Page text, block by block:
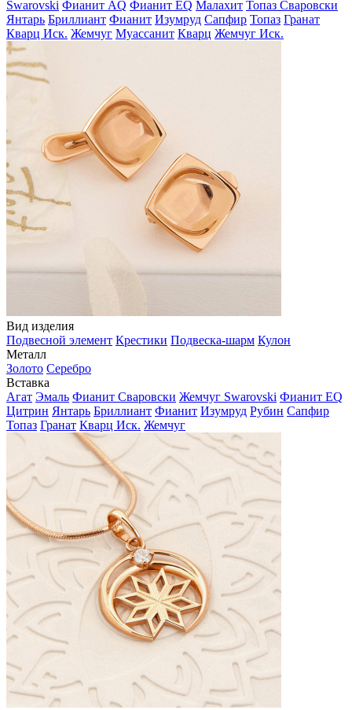
Swarovski Фианит AQ Фианит EQ Малахит Топаз Сваровски
Янтарь Бриллиант Фианит Изумруд Сапфир Топаз Гранат
Кварц Иск. Жемчуг Муассанит Кварц Жемчуг Иск.
Вид изделия
Подвесной элемент Крестики Подвеска-шарм Кулон
Металл
Золото Серебро
Вставка
Агат Эмаль Фианит Сваровски Жемчуг Swarovski Фианит EQ
Цитрин Янтарь Бриллиант Фианит Изумруд Рубин Сапфир
Топаз Гранат Кварц Иск. Жемчуг